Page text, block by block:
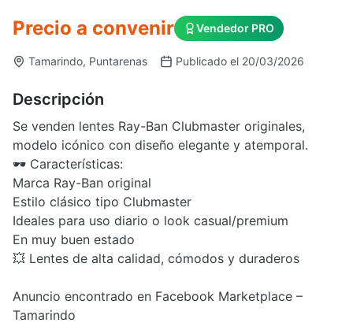
Precio a convenir Vendedor PRO
Tamarindo, Puntarenas Publicado el 20/03/2026
Descripción
Se venden lentes Ray-Ban Clubmaster originales,
modelo icónico con diseño elegante y atemporal.
🕶️ Características:
Marca Ray-Ban original
Estilo clásico tipo Clubmaster
Ideales para uso diario o look casual/premium
En muy buen estado
💥 Lentes de alta calidad, cómodos y duraderos
Anuncio encontrado en Facebook Marketplace –
Tamarindo